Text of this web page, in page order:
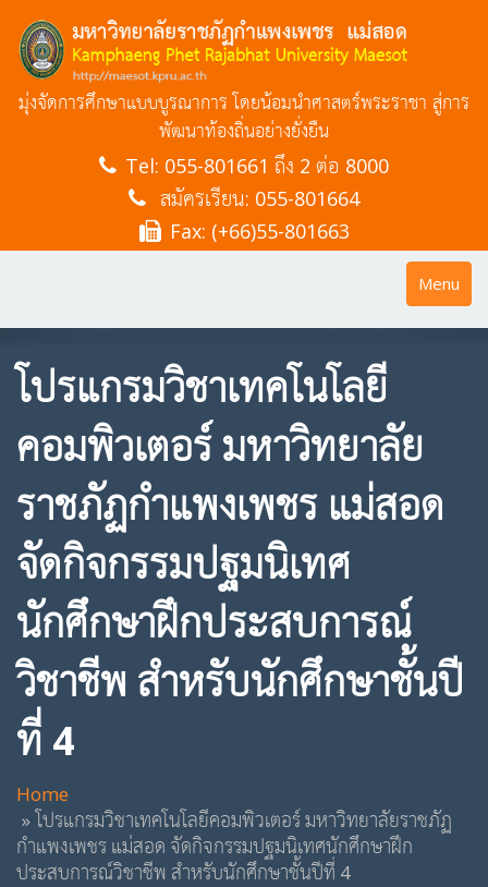
มุ่งจัดการศึกษาแบบบูรณาการ โดยน้อมนำศาสตร์พระราชา สู่การ
พัฒนาท้องถิ่นอย่างยั่งยืน
Tel: 055-801661 ถึง 2 ต่อ 8000
สมัครเรียน: 055-801664
Fax: (+66)55-801663
Toggle
Menu
โปรแกรมวิชาเทคโนโลยี
คอมพิวเตอร์ มหาวิทยาลัย
ราชภัฏกำแพงเพชร แม่สอด
จัดกิจกรรมปฐมนิเทศ
นักศึกษาฝึกประสบการณ์
วิชาชีพ สำหรับนักศึกษาชั้นปี
ที่ 4
Home
โปรแกรมวิชาเทคโนโลยีคอมพิวเตอร์ มหาวิทยาลัยราชภัฏ
กำแพงเพชร แม่สอด จัดกิจกรรมปฐมนิเทศนักศึกษาฝึก
ประสบการณ์วิชาชีพ สำหรับนักศึกษาชั้นปีที่ 4